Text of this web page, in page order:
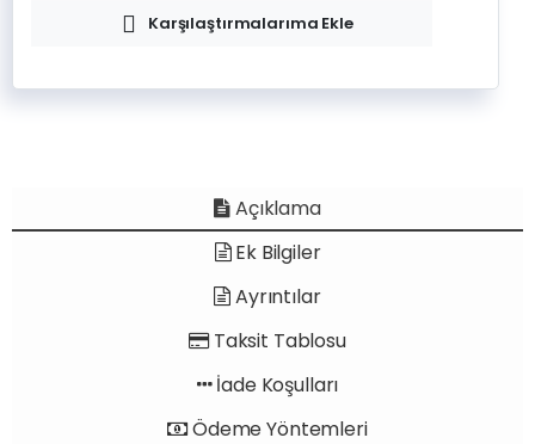
Karşılaştırmalarıma Ekle
Açıklama
Ek Bilgiler
Ayrıntılar
Taksit Tablosu
İade Koşulları
Ödeme Yöntemleri